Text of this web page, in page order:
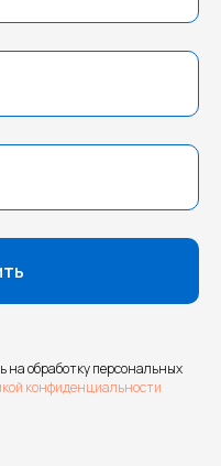
обработку персональных
конфиденциальности